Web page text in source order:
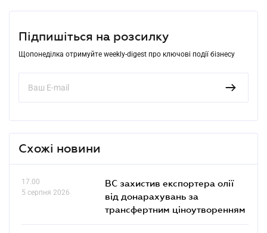
Підпишіться на розсилку
Щопонеділка отримуйте weekly-digest про ключові події бізнесу
Схожі новини
17.00
5 серпня 2026
ВС захистив експортера олії
від донарахувань за
трансфертним ціноутворенням